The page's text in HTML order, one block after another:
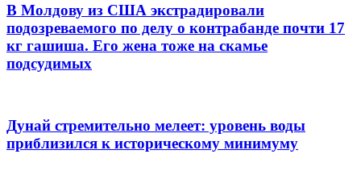
В Молдову из США экстрадировали
подозреваемого по делу о контрабанде почти 17
кг гашиша. Его жена тоже на скамье
подсудимых
Дунай стремительно мелеет: уровень воды
приблизился к историческому минимуму